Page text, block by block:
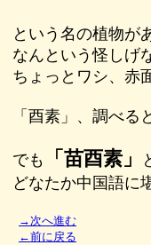
という名の植物が
なんという怪しげ
ちょっとワシ、赤
「酉素」、調べる
でも 「苗酉素」
どなたか中国語に
→次へ進む
←前に戻る